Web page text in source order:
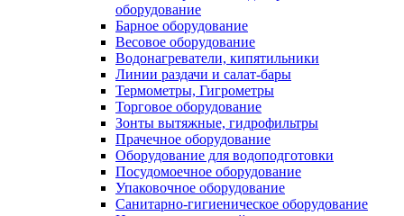
оборудование
Барное оборудование
Весовое оборудование
Водонагреватели, кипятильники
Линии раздачи и салат-бары
Термометры, Гигрометры
Торговое оборудование
Зонты вытяжные, гидрофильтры
Прачечное оборудование
Оборудование для водоподготовки
Посудомоечное оборудование
Упаковочное оборудование
Санитарно-гигиеническое оборудование